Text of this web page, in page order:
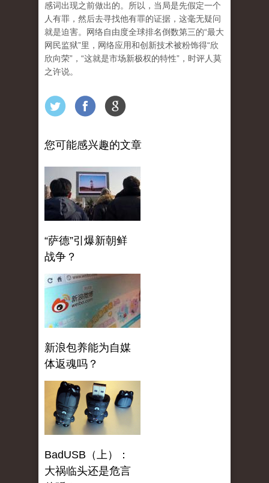
感词出现之前做出的。所以，当局是先假定一个
人有罪，然后去寻找他有罪的证据，这毫无疑问
就是迫害。网络自由度全球排名倒数第三的“最大
网民监狱”里，网络应用和创新技术被粉饰得“欣
欣向荣”，“这就是市场新极权的特性”，时评人莫
之许说。
您可能感兴趣的文章
“萨德”引爆新朝鲜
战争？
新浪包养能为自媒
体返魂吗？
BadUSB（上）：
大祸临头还是危言